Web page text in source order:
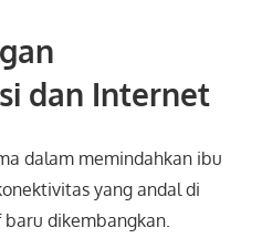
dan Internet
dalam memindahkan ibu
yang andal di
dikembangkan.